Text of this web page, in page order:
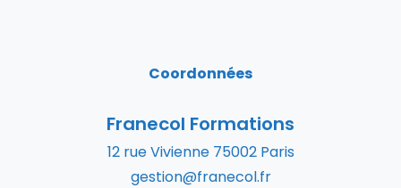
Coordonnées
Franecol Formations
12 rue Vivienne 75002 Paris
gestion@franecol.fr